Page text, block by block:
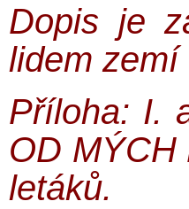
Dopis je
lidem zemí
Příloha: I.
OD MÝCH
letáků.